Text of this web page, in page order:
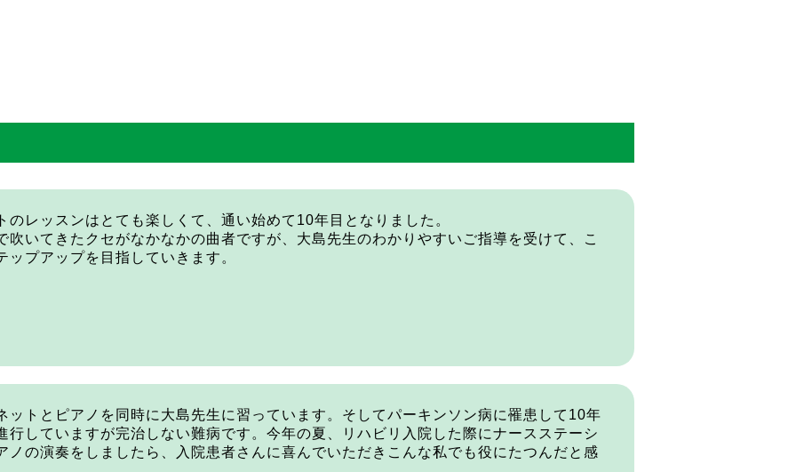
のレッスンはとても楽しくて、通い始めて10年目となりました。
吹いてきたクセがなかなかの曲者ですが、大島先生のわかりやすいご指導を受けて、こ
ップアップを目指していきます。
ットとピアノを同時に大島先生に習っています。そしてパーキンソン病に罹患して10年
行していますが完治しない難病です。今年の夏、リハビリ入院した際にナースステーシ
ノの演奏をしましたら、入院患者さんに喜んでいただきこんな私でも役にたつんだと感